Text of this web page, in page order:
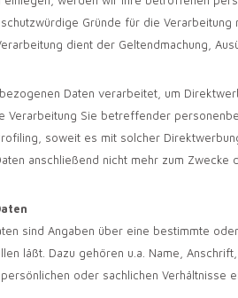
Gründe für die
dient der Geltendmachung,
Daten verarbeitet, um
Verarbeitung Sie betreffender
soweit es mit solcher
anschließend nicht mehr zum Zwecke
sind Angaben über eine bestimmte
läßt. Dazu gehören u.a. Name,
oder sachlichen Verhältnisse